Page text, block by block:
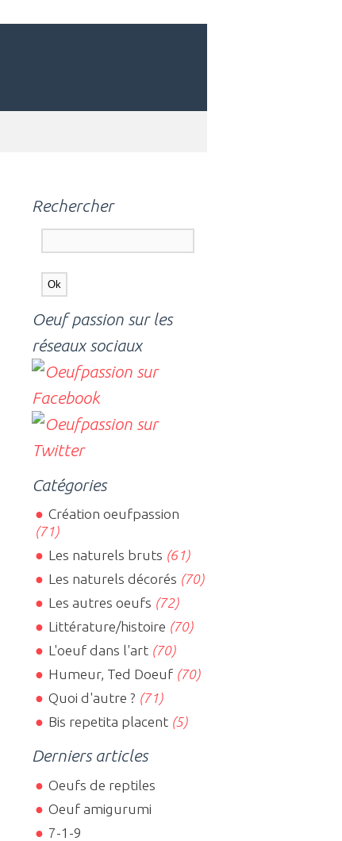
Rechercher
Oeuf passion sur les
réseaux sociaux
Catégories
Création oeufpassion
(71)
Les naturels bruts (61)
Les naturels décorés (70)
Les autres oeufs (72)
Littérature/histoire (70)
L'oeuf dans l'art(70)
Humeur, Ted Doeuf(70)
Quoi d'autre ? (71)
Bis repetita placent(5)
Derniers articles
Oeufs de reptiles
Oeuf amigurumi
7-1-9